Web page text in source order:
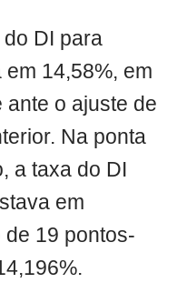
do DI para
14,58%, em
ante o ajuste de
Na ponta
a taxa do DI
em
19 pontos-